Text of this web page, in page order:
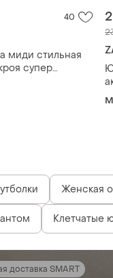
40
миди стильная
супер
M
Женская
Клетчатые
доставка SMART